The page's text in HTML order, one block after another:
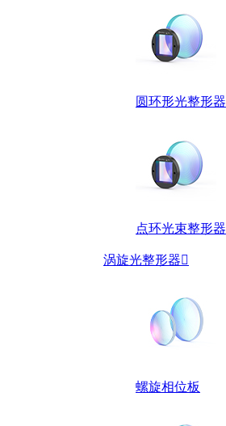
圆环形光整形器
点环光束整形器
涡旋光整形器
螺旋相位板